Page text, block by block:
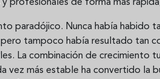
profesionales de forma más
paradójico. Nunca había habido
tampoco había resultado tan
La combinación de crecimiento
vez más estable ha convertido la